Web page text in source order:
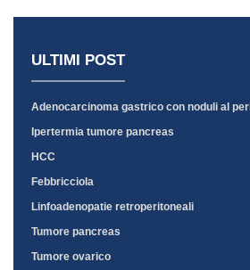
ULTIMI POST
Adenocarcinoma gastrico con noduli al
Ipertermia tumore pancreas
HCC
Febbricciola
Linfoadenopatie retroperitoneali
Tumore pancreas
Tumore ovarico